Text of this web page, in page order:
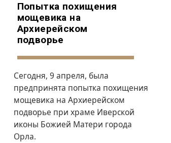
Попытка похищения
мощевика на
Архиерейском
подворье
Сегодня, 9 апреля, была
предпринята попытка похищения
мощевика на Архиерейском
подворье при храме Иверской
иконы Божией Матери города
Орла.